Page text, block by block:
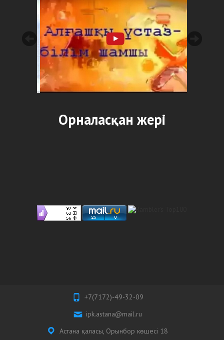
Орналасқан жері
+7(7172)-49-32-09
ipk.astana@mail.ru
Астана қаласы, Орынбор көшесі 18